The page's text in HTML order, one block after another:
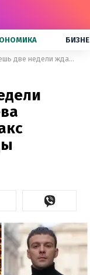
"Ты не можешь две недели ждать": Илона Гвоздева объяснила, почему Макс Барских лучше Лободы